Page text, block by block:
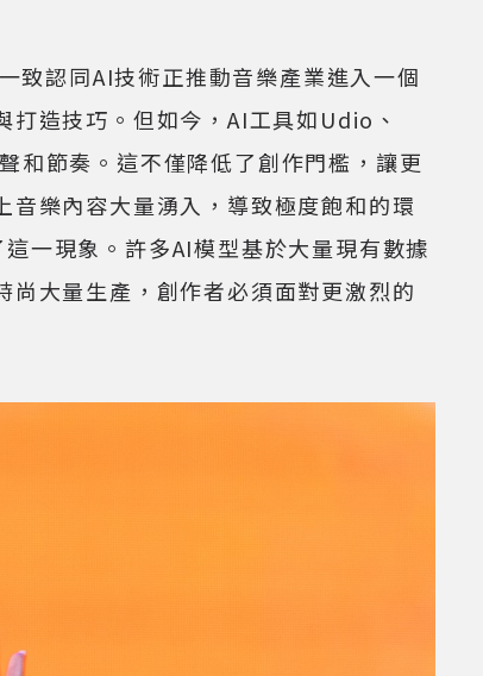
認同AI技術正推動音樂產業進入一個
造技巧。但如今，AI工具如Udio、
和節奏。這不僅降低了創作門檻，讓更
樂內容大量湧入，導致極度飽和的環
一現象。許多AI模型基於大量現有數據
大量生產，創作者必須面對更激烈的